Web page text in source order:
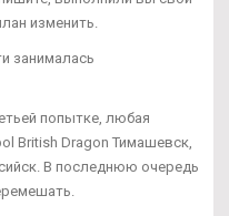
изменить.
занималась
попытке, любая
British Dragon Тимашевск,
В последнюю очередь